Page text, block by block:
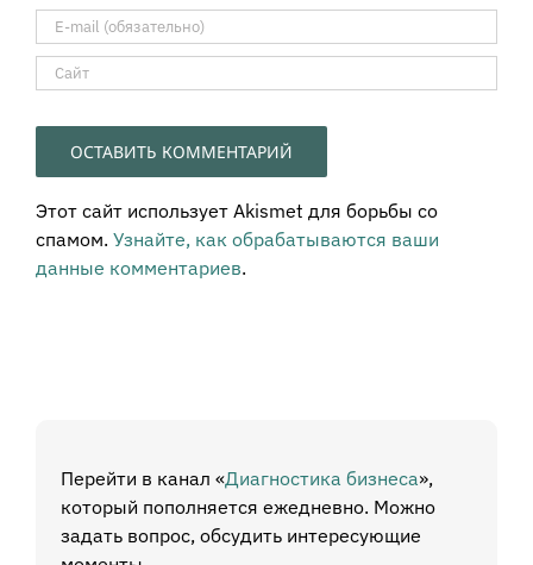
Этот сайт использует Akismet для борьбы со
спамом. Узнайте, как обрабатываются ваши
данные комментариев.
Перейти в канал «Диагностика бизнеса»,
который пополняется ежедневно. Можно
задать вопрос, обсудить интересующие